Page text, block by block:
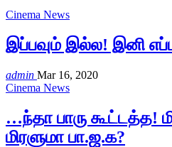
Cinema News
இப்பவும் இல்ல! இனி
admin Mar 16, 2020
Cinema News
…ந்தா பாரு கூட்டத்த!
மிரளுமா பா.ஜ.க?